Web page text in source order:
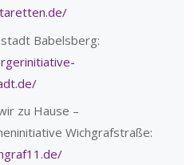
Babelsberg:
zu Hause –
Wichgrafstraße: